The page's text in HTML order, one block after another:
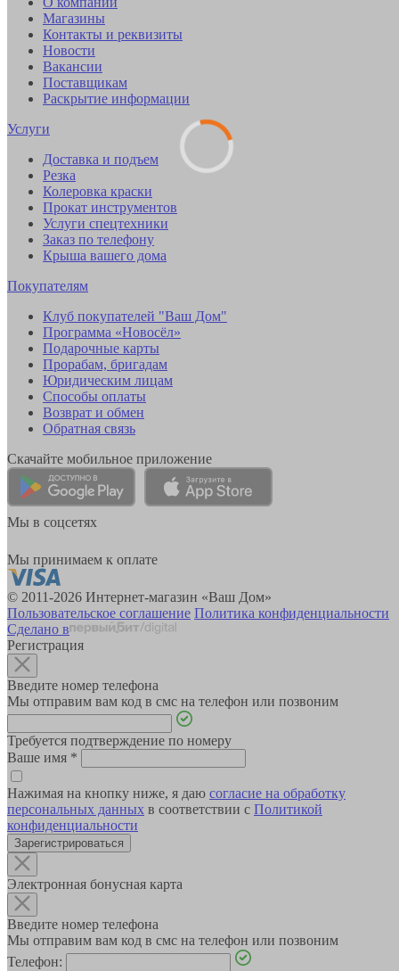
Магазины
Контакты и реквизиты
Новости
Вакансии
Поставщикам
Раскрытие информации
Услуги
Доставка и подъем
Резка
Колеровка краски
Прокат инструментов
Услуги спецтехники
Заказ по телефону
Крыша вашего дома
Покупателям
Клуб покупателей "Ваш Дом"
Программа «Новосёл»
Подарочные карты
Прорабам, бригадам
Юридическим лицам
Способы оплаты
Возврат и обмен
Обратная связь
Скачайте мобильное приложение
Мы в соцсетях
Мы принимаем к оплате
© 2011-2026 Интернет-магазин «Ваш Дом»
Пользовательское соглашение Политика конфиденциальности
Сделано в
Регистрация
Введите номер телефона
Мы отправим вам код в смс на телефон или позвоним
Требуется подтверждение по номеру
Ваше имя *
Нажимая на кнопку ниже, я даю согласие на обработку
персональных данных в соответствии с Политикой
конфиденциальности
Зарегистрироваться
Электронная бонусная карта
Введите номер телефона
Мы отправим вам код в смс на телефон или позвоним
Телефон: